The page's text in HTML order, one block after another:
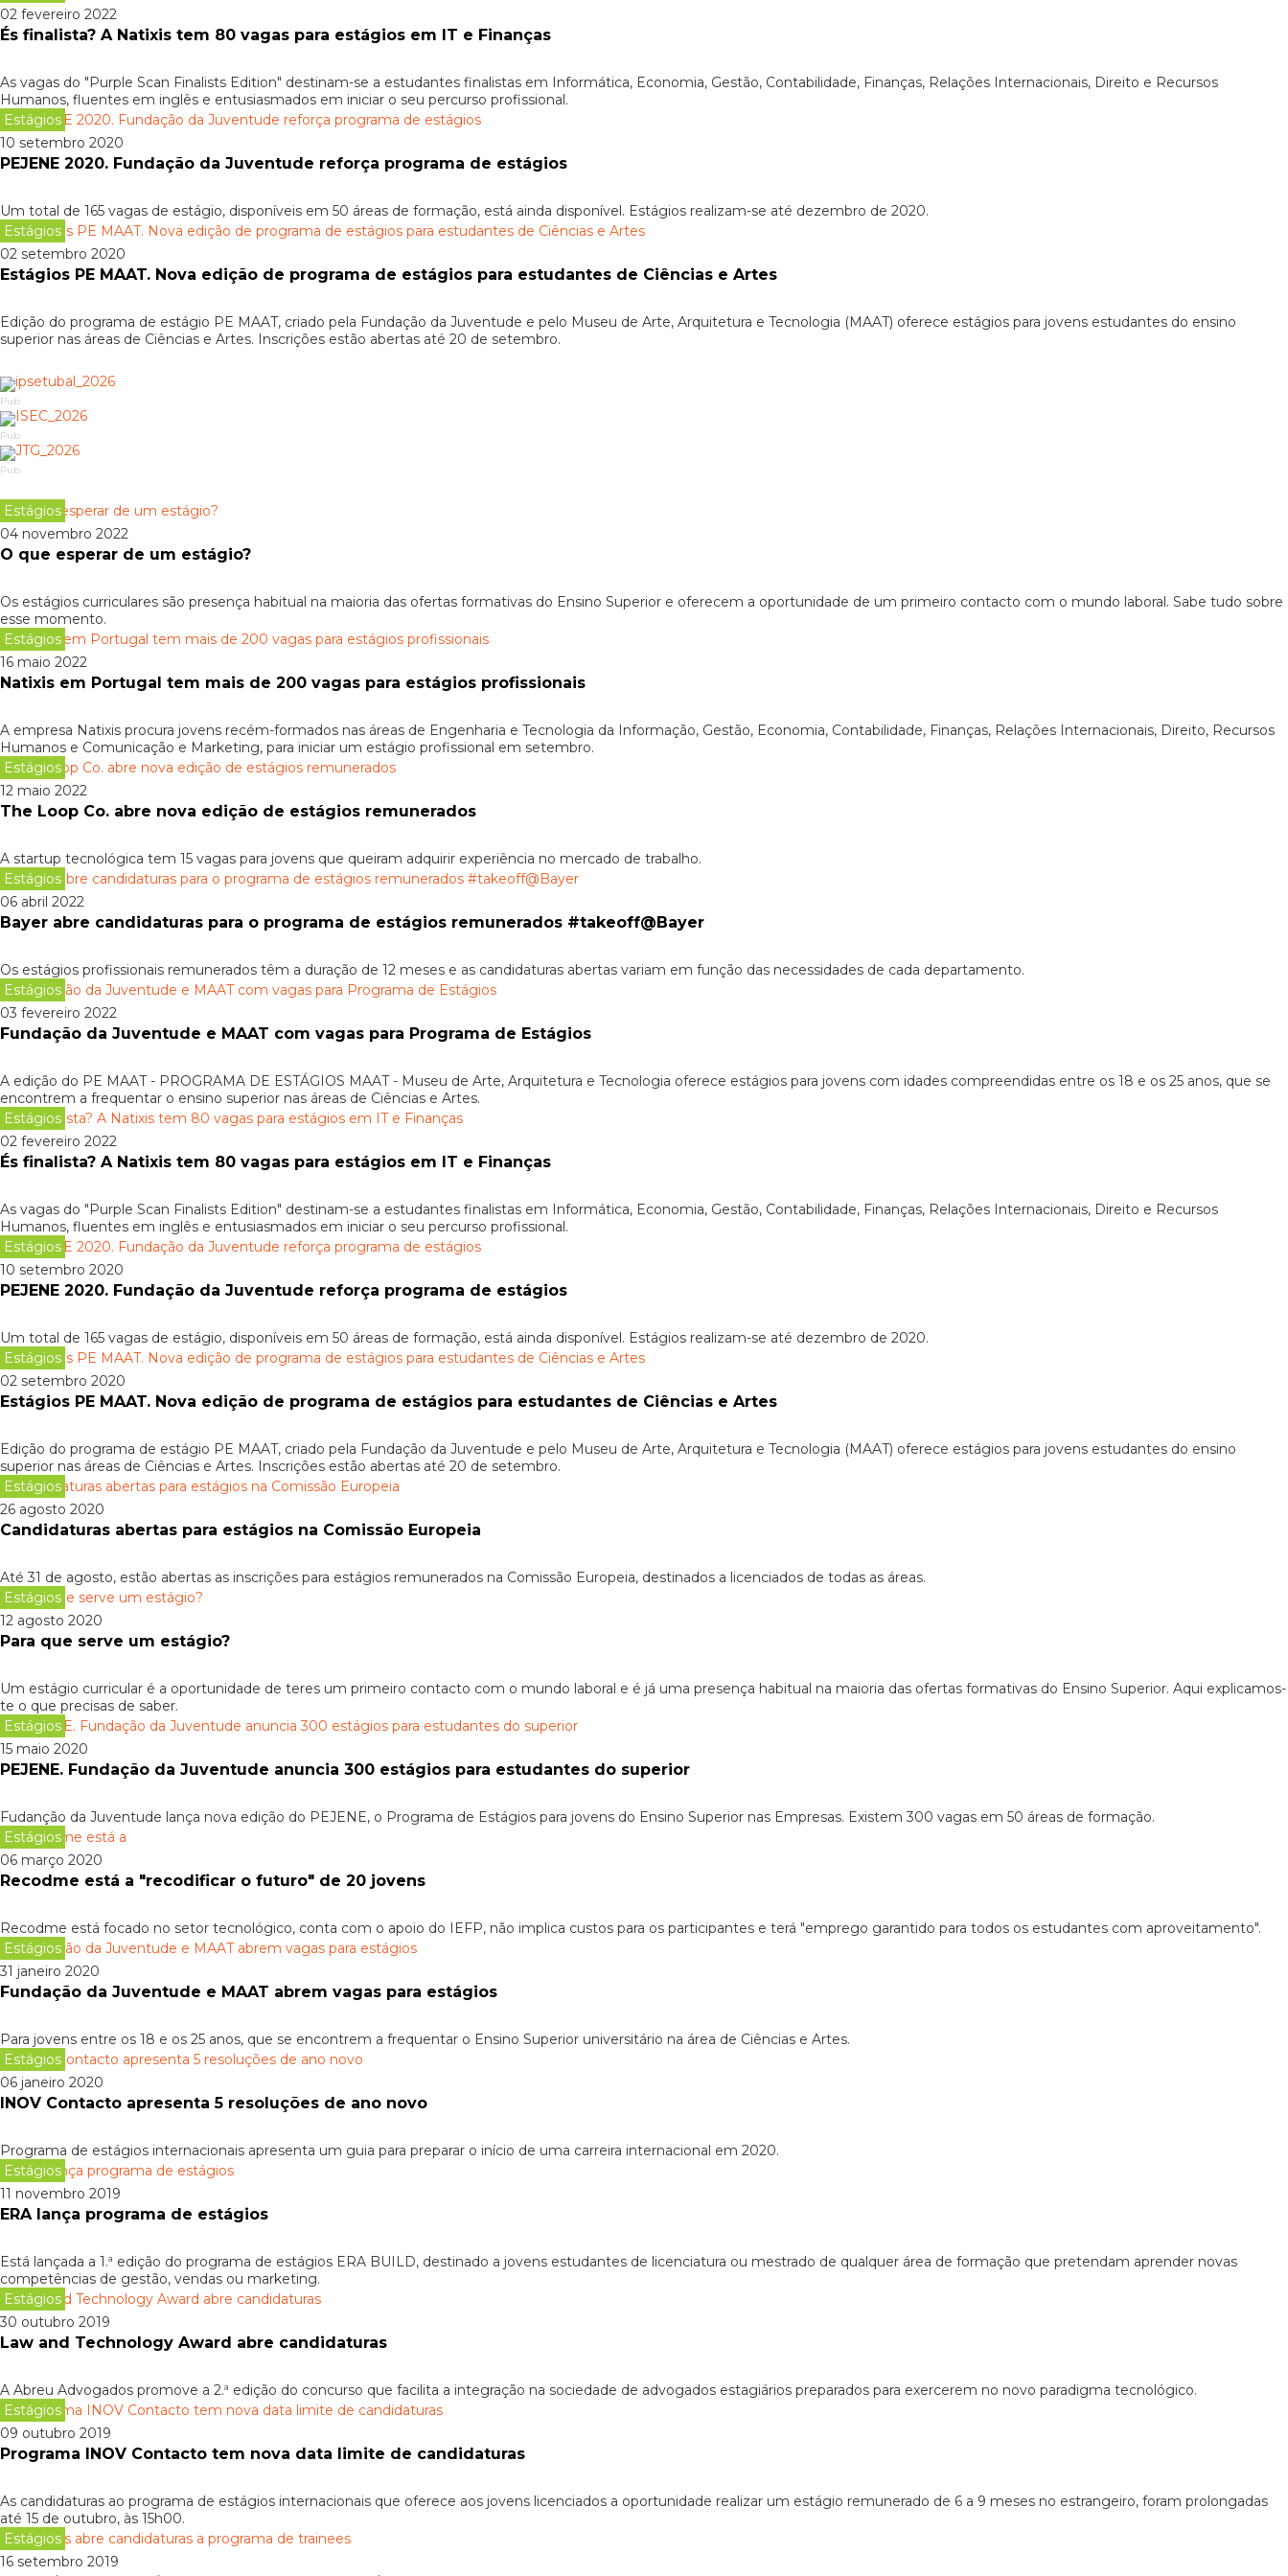
02 fevereiro 2022
És finalista? A Natixis tem 80 vagas para estágios em IT e Finanças
As vagas do "Purple Scan Finalists Edition" destinam-se a estudantes finalistas em Informática, Economia, Gestão, Contabilidade, Finanças, Relações Internacionais, Direito e Recursos
Humanos, fluentes em inglês e entusiasmados em iniciar o seu percurso profissional.
Estágios
10 setembro 2020
PEJENE 2020. Fundação da Juventude reforça programa de estágios
Um total de 165 vagas de estágio, disponíveis em 50 áreas de formação, está ainda disponível. Estágios realizam-se até dezembro de 2020.
Estágios
02 setembro 2020
Estágios PE MAAT. Nova edição de programa de estágios para estudantes de Ciências e Artes
Edição do programa de estágio PE MAAT, criado pela Fundação da Juventude e pelo Museu de Arte, Arquitetura e Tecnologia (MAAT) oferece estágios para jovens estudantes do ensino
superior nas áreas de Ciências e Artes. Inscrições estão abertas até 20 de setembro.
Pub
Pub
Pub
Estágios
04 novembro 2022
O que esperar de um estágio?
Os estágios curriculares são presença habitual na maioria das ofertas formativas do Ensino Superior e oferecem a oportunidade de um primeiro contacto com o mundo laboral. Sabe tudo sobre
esse momento.
Estágios
16 maio 2022
Natixis em Portugal tem mais de 200 vagas para estágios profissionais
A empresa Natixis procura jovens recém-formados nas áreas de Engenharia e Tecnologia da Informação, Gestão, Economia, Contabilidade, Finanças, Relações Internacionais, Direito, Recursos
Humanos e Comunicação e Marketing, para iniciar um estágio profissional em setembro.
Estágios
12 maio 2022
The Loop Co. abre nova edição de estágios remunerados
A startup tecnológica tem 15 vagas para jovens que queiram adquirir experiência no mercado de trabalho.
Estágios
06 abril 2022
Bayer abre candidaturas para o programa de estágios remunerados #takeoff@Bayer
Os estágios profissionais remunerados têm a duração de 12 meses e as candidaturas abertas variam em função das necessidades de cada departamento.
Estágios
03 fevereiro 2022
Fundação da Juventude e MAAT com vagas para Programa de Estágios
A edição do PE MAAT - PROGRAMA DE ESTÁGIOS MAAT - Museu de Arte, Arquitetura e Tecnologia oferece estágios para jovens com idades compreendidas entre os 18 e os 25 anos, que se
encontrem a frequentar o ensino superior nas áreas de Ciências e Artes.
Estágios
02 fevereiro 2022
És finalista? A Natixis tem 80 vagas para estágios em IT e Finanças
As vagas do "Purple Scan Finalists Edition" destinam-se a estudantes finalistas em Informática, Economia, Gestão, Contabilidade, Finanças, Relações Internacionais, Direito e Recursos
Humanos, fluentes em inglês e entusiasmados em iniciar o seu percurso profissional.
Estágios
10 setembro 2020
PEJENE 2020. Fundação da Juventude reforça programa de estágios
Um total de 165 vagas de estágio, disponíveis em 50 áreas de formação, está ainda disponível. Estágios realizam-se até dezembro de 2020.
Estágios
02 setembro 2020
Estágios PE MAAT. Nova edição de programa de estágios para estudantes de Ciências e Artes
Edição do programa de estágio PE MAAT, criado pela Fundação da Juventude e pelo Museu de Arte, Arquitetura e Tecnologia (MAAT) oferece estágios para jovens estudantes do ensino
superior nas áreas de Ciências e Artes. Inscrições estão abertas até 20 de setembro.
Estágios
26 agosto 2020
Candidaturas abertas para estágios na Comissão Europeia
Até 31 de agosto, estão abertas as inscrições para estágios remunerados na Comissão Europeia, destinados a licenciados de todas as áreas.
Estágios
12 agosto 2020
Para que serve um estágio?
Um estágio curricular é a oportunidade de teres um primeiro contacto com o mundo laboral e é já uma presença habitual na maioria das ofertas formativas do Ensino Superior. Aqui explicamos-
te o que precisas de saber.
Estágios
15 maio 2020
PEJENE. Fundação da Juventude anuncia 300 estágios para estudantes do superior
Fudanção da Juventude lança nova edição do PEJENE, o Programa de Estágios para jovens do Ensino Superior nas Empresas. Existem 300 vagas em 50 áreas de formação.
Estágios
06 março 2020
Recodme está a "recodificar o futuro" de 20 jovens
Recodme está focado no setor tecnológico, conta com o apoio do IEFP, não implica custos para os participantes e terá "emprego garantido para todos os estudantes com aproveitamento".
Estágios
31 janeiro 2020
Fundação da Juventude e MAAT abrem vagas para estágios
Para jovens entre os 18 e os 25 anos, que se encontrem a frequentar o Ensino Superior universitário na área de Ciências e Artes.
Estágios
06 janeiro 2020
INOV Contacto apresenta 5 resoluções de ano novo
Programa de estágios internacionais apresenta um guia para preparar o início de uma carreira internacional em 2020.
Estágios
11 novembro 2019
ERA lança programa de estágios
Está lançada a 1.ª edição do programa de estágios ERA BUILD, destinado a jovens estudantes de licenciatura ou mestrado de qualquer área de formação que pretendam aprender novas
competências de gestão, vendas ou marketing.
Estágios
30 outubro 2019
Law and Technology Award abre candidaturas
A Abreu Advogados promove a 2.ª edição do concurso que facilita a integração na sociedade de advogados estagiários preparados para exercerem no novo paradigma tecnológico.
Estágios
09 outubro 2019
Programa INOV Contacto tem nova data limite de candidaturas
As candidaturas ao programa de estágios internacionais que oferece aos jovens licenciados a oportunidade realizar um estágio remunerado de 6 a 9 meses no estrangeiro, foram prolongadas
até 15 de outubro, às 15h00.
Estágios
16 setembro 2019